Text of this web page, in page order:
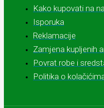
Kako kupovati na
Isporuka
Reklamacije
Zamjena kupljenih
Povrat robe i
Politika o